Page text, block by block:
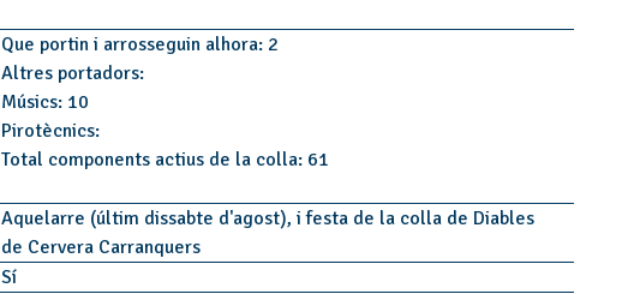
Que portin i arrosseguin alhora: 2
Altres portadors:
Músics: 10
Pirotècnics:
Total components actius de la colla: 61
Aquelarre (últim dissabte d'agost), i festa de la colla de Diables
de Cervera Carranquers
Sí